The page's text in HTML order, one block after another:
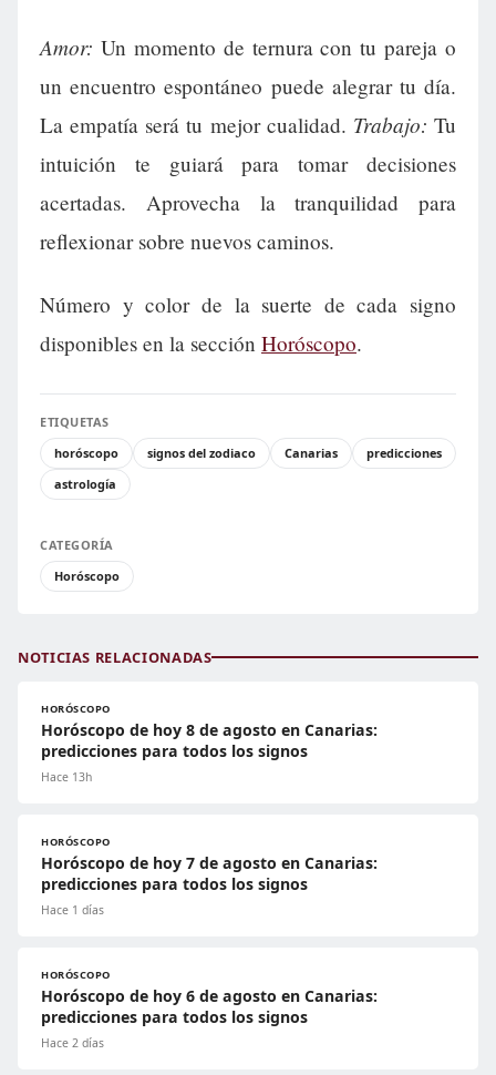
Amor: Un momento de ternura con tu pareja o
un encuentro espontáneo puede alegrar tu día.
La empatía será tu mejor cualidad. Trabajo: Tu
intuición te guiará para tomar decisiones
acertadas. Aprovecha la tranquilidad para
reflexionar sobre nuevos caminos.
Número y color de la suerte de cada signo
disponibles en la sección Horóscopo.
ETIQUETAS
horóscopo
signos del zodiaco Canarias
predicciones
astrología
CATEGORÍA
Horóscopo
NOTICIAS RELACIONADAS
HORÓSCOPO
Horóscopo de hoy 8 de agosto en Canarias:
predicciones para todos los signos
Hace 13h
HORÓSCOPO
Horóscopo de hoy 7 de agosto en Canarias:
predicciones para todos los signos
Hace 1 días
HORÓSCOPO
Horóscopo de hoy 6 de agosto en Canarias:
predicciones para todos los signos
Hace 2 días